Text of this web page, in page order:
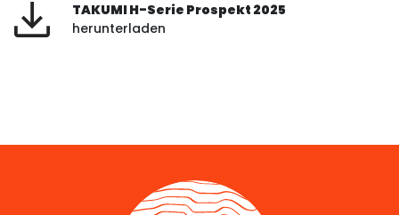
TAKUMI H-Serie Prospekt 2025
herunterladen